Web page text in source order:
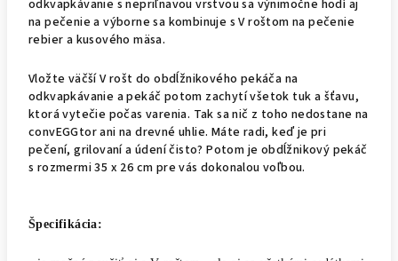
odkvapkávanie s nepriľnavou vrstvou sa výnimočne hodí aj
na pečenie a výborne sa kombinuje s V roštom na pečenie
rebier a kusového mäsa.
Vložte väčší V rošt do obdĺžnikového pekáča na
odkvapkávanie a pekáč potom zachytí všetok tuk a šťavu,
ktorá vytečie počas varenia. Tak sa nič z toho nedostane na
convEGGtor ani na drevné uhlie. Máte radi, keď je pri
pečení, grilovaní a údení čisto? Potom je obdĺžnikový pekáč
s rozmermi 35 x 26 cm pre vás dokonalou voľbou.
Špecifikácia: